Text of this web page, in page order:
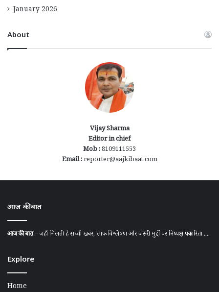
January 2026
About
Vijay Sharma
Editor in chief
Mob :8109111553
Email :reporter@aajkibaat.com
आज की बात
आज की बात– जहाँ मिलती है सच्ची खबर, साफ़ विश्लेषण और ज़रूरी मुद्दों पर निष्पक्ष पत्रकारिता ....
Explore
Home